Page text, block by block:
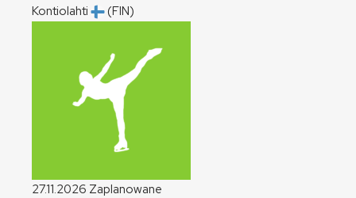
Kontiolahti
(FIN)
27.11.2026 Zaplanowane